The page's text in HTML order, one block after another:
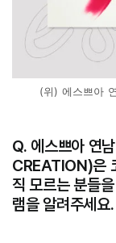
(위) 에스쁘아
Q. 에스쁘아 연
CREATION)은
직 모르는 분들
램을 알려주세요.